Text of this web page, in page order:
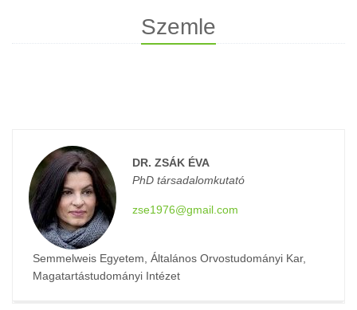
Szemle
DR. ZSÁK ÉVA
PhD társadalomkutató
zse1976@gmail.com
Semmelweis Egyetem, Általános Orvostudományi Kar,
Magatartástudományi Intézet